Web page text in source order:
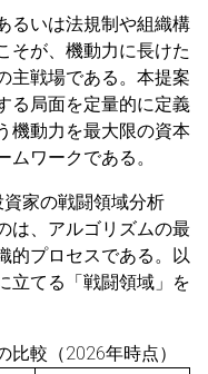
るいは法規制や組織構
そが、機動力に長けた
主戦場である。本提案
る局面を定量的に定義
機動力を最大限の資本
ワークである。
家の戦闘領域分析
は、アルゴリズムの最
的プロセスである。以
立てる「戦闘領域」を
較（2026年時点）